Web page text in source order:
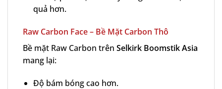
quả hơn.
Raw Carbon Face – Bề Mặt Carbon Thô
Bề mặt Raw Carbon trên Selkirk Boomstik Asia
mang lại:
Độ bám bóng cao hơn.